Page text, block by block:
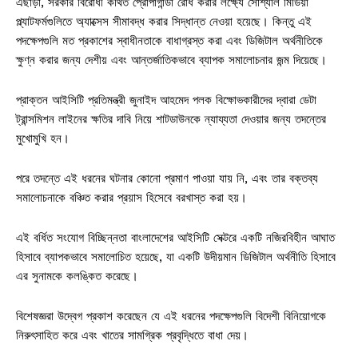
প্ল্যাটফর্মগুলিতে অ্যাক্সেস সীমাবদ্ধ করার সিদ্ধান্ত নেওয়া হয়েছে। কিন্তু এই
পদক্ষেপগুলি মত প্রকাশের স্বাধীনতাকে বাধাগ্রস্ত করা এবং ডিজিটাল অর্থনীতিকে
ক্ষুণ্ন করার জন্য দেশীয় এবং আন্তর্জাতিকভাবে ব্যাপক সমালোচনার জন্ম দিয়েছে।
প্রাক্তন আইসিটি প্রতিমন্ত্রী জুনাইদ আহমেদ পলক বিক্ষোভকারীদের দ্বারা ডেটা
ট্রান্সমিশন লাইনের ক্ষতির দাবি নিয়ে শাটডাউনকে ন্যায্যতা দেওয়ার জন্য তদন্তের
মুখোমুখি হন।
পরে তদন্তে এই ধরনের ঘটনার কোনো প্রমাণ পাওয়া যায় নি, এবং তার বক্তব্য
সমালোচনাকে বঞ্চিত করার প্রয়াস হিসেবে বরখাস্ত করা হয়।
এই বর্ধিত সংযোগ বিচ্ছিন্নতা বাংলাদেশের আইসিটি সেক্টরে একটি নজিরবিহীন আঘাত
হিসাবে ব্যাপকভাবে সমালোচিত হয়েছে, যা একটি উদীয়মান ডিজিটাল অর্থনীতি হিসাবে
এর সুনামকে কলঙ্কিত করেছে।
বিশেষজ্ঞরা উদ্বেগ প্রকাশ করেছেন যে এই ধরনের পদক্ষেপগুলি বিদেশী বিনিয়োগকে
নিরুৎসাহিত করে এবং খাতের সামগ্রিক প্রবৃদ্ধিতে বাধা দেয়।